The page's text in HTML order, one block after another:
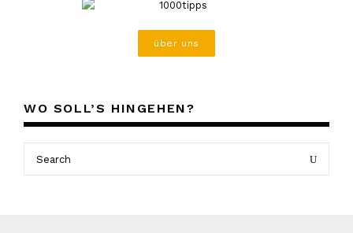
über uns
WO SOLL’S HINGEHEN?
Search